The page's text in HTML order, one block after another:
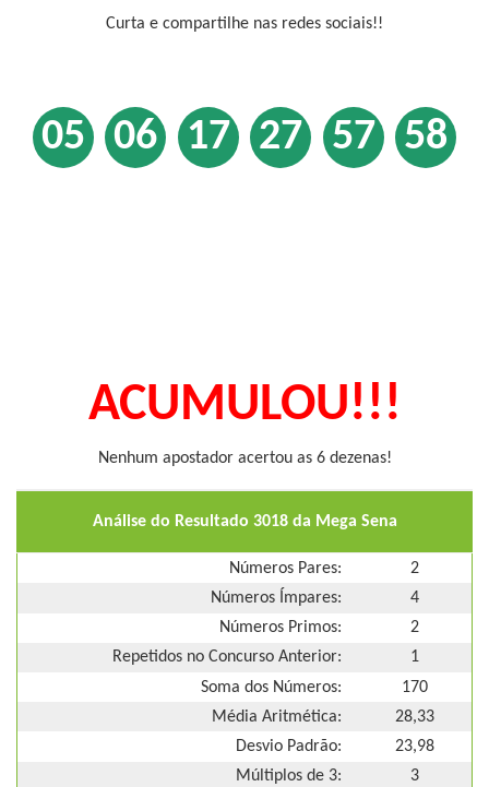
Curta e compartilhe nas redes sociais!!
05 06 17 27 57 58
ACUMULOU!!!
Nenhum apostador acertou as 6 dezenas!
Análise do Resultado 3018 da Mega Sena
Números Pares:
2
Números Ímpares:
4
Números Primos:
2
Repetidos no Concurso Anterior:
1
Soma dos Números:
170
Média Aritmética:
28,33
Desvio Padrão:
23,98
Múltiplos de 3:
3